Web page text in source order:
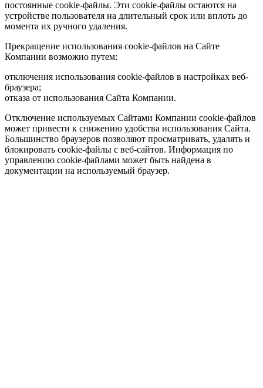
постоянные cookie-файлы. Эти cookie-файлы остаются на
устройстве пользователя на длительный срок или вплоть до
момента их ручного удаления.
Прекращение использования cookie-файлов на Сайте
Компании возможно путем:
отключения использования cookie-файлов в настройках веб-
браузера;
отказа от использования Сайта Компании.
Отключение используемых Сайтами Компании cookie-файлов
может привести к снижению удобства использования Сайта.
Большинство браузеров позволяют просматривать, удалять и
блокировать cookie-файлы c веб-сайтов. Информация по
управлению cookie-файлами может быть найдена в
документации на используемый браузер.